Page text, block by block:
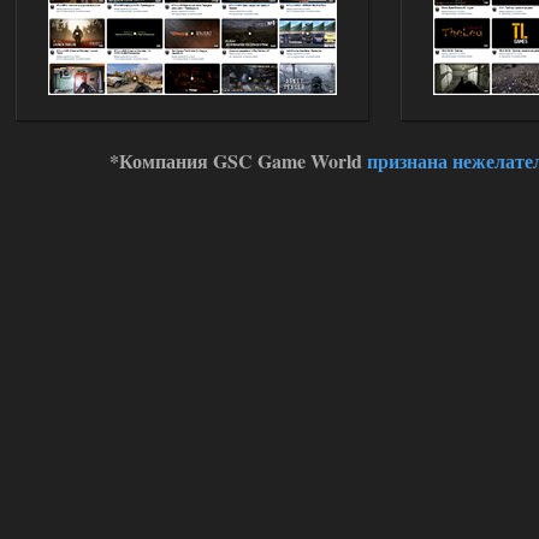
Oblivion Lost Remake 2.5 - OGSR
Engine
14:16
Stalker-Mods-Clan-su
Доступно только для пользователей
*Компания GSC Game Worldпризнана